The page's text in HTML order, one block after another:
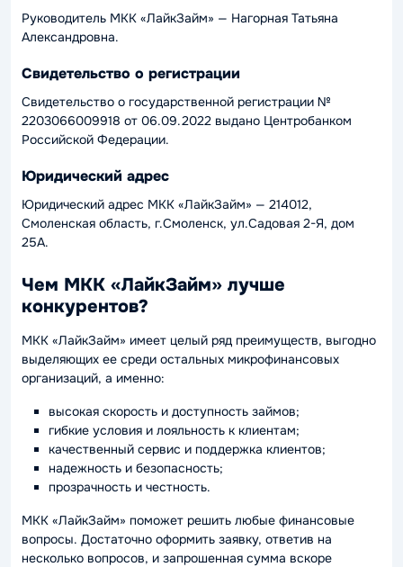
Руководитель МКК «ЛайкЗайм» — Нагорная Татьяна
Александровна.
Свидетельство о регистрации
Свидетельство о государственной регистрации №
2203066009918 от 06.09.2022 выдано Центробанком
Российской Федерации.
Юридический адрес
Юридический адрес МКК «ЛайкЗайм» — 214012,
Смоленская область, г.Смоленск, ул.Садовая 2-Я, дом
25А.
Чем МКК «ЛайкЗайм» лучше
конкурентов?
МКК «ЛайкЗайм» имеет целый ряд преимуществ, выгодно
выделяющих ее среди остальных микрофинансовых
организаций, а именно:
высокая скорость и доступность займов;
гибкие условия и лояльность к клиентам;
качественный сервис и поддержка клиентов;
надежность и безопасность;
прозрачность и честность.
МКК «ЛайкЗайм» поможет решить любые финансовые
вопросы. Достаточно оформить заявку, ответив на
несколько вопросов, и запрошенная сумма вскоре